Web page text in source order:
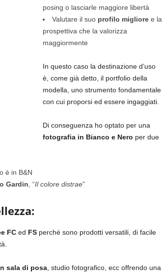
posing o lasciarle maggiore libertà
Valutare il suo profilo migliore e la
prospettiva che la valorizza
maggiormente
In questo caso la destinazione d’uso
è, come già detto, il portfolio della
modella, uno strumento fondamentale
con cui proporsi ed essere ingaggiati.
Di conseguenza ho optato per una
fotografia in Bianco e Nero per due
è in B&N
Gardin , “Il colore distrae”
FCed FS perché sono prodotti versatili, di facile
sala di posa, studio fotografico, ecc offrendo una